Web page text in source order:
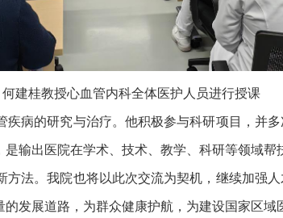
何建桂教授心血管内科全体医护人员进行授课
病的研究与治疗。他积极参与科研项目，并
输出医院在学术、技术、教学、科研等领域帮
法。我院也将以此次交流为契机，继续加强
发展道路，为群众健康护航，为建设国家区域